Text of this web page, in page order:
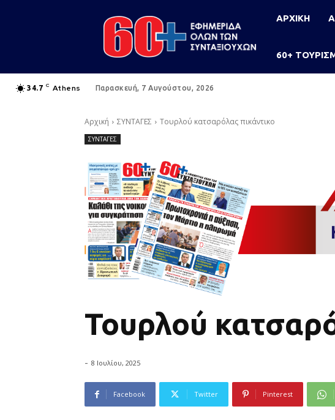
ΑΡΧΙΚΗ
60+
34.7 C Athens Παρασκευή, 7 Αυγούστου, 2026
Αρχική ΣΥΝΤΑΓΕΣ Τουρλού κατσαρόλας πικάντικο
ΣΥΝΤΑΓΕΣ
Τουρλού
- 8 Ιουλίου, 2025
Facebook Twitter Pinterest